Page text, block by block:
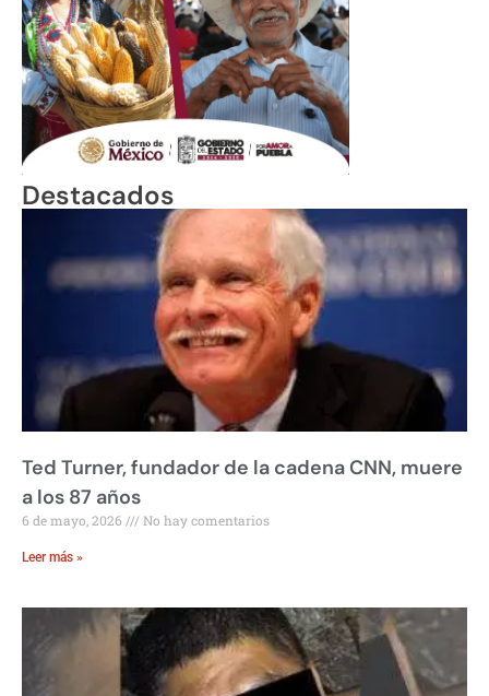
Destacados
Ted Turner, fundador de la cadena CNN, muere
a los 87 años
6 de mayo, 2026 No hay comentarios
Leer más »